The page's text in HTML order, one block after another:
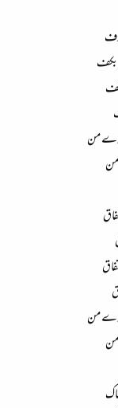
بکف​
من​
من​